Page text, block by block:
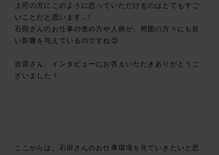
上司の方にこのように思っていただけるのはとてもすご
いことだと思います…！
石田さんのお仕事の進め方や人柄が、周囲の方々にも良
い影響を与えているのですね😊
吉原さん、インタビューにお答えいただきありがとうご
ざいました！
ここからは、石田さんのお仕事環境を見ていきたいと思